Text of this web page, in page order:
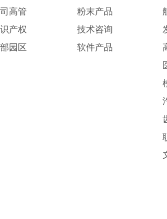
高管
产权
园区
粉末产品
技术咨询
软件产品